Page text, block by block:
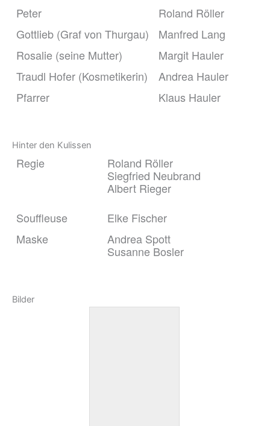
Peter
Roland Röller
Gottlieb (Graf von Thurgau)
Manfred Lang
Rosalie (seine Mutter)
Margit Hauler
Traudl Hofer (Kosmetikerin)
Andrea Hauler
Pfarrer
Klaus Hauler
Hinter den Kulissen
Regie
Roland Röller
Siegfried Neubrand
Albert Rieger
Souffleuse
Elke Fischer
Maske
Andrea Spott
Susanne Bosler
Bilder